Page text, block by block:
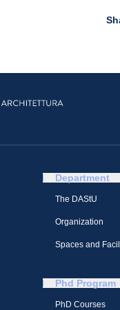
Department
The DAStU
Organization
Spaces and
Phd Program
PhD Courses